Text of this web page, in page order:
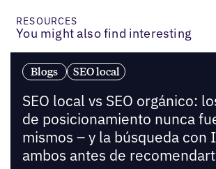
RESOURCES
You might also find interesting
Blogs SEO local
SEO local vs SEO orgánico:
de posicionamiento nunca
mismos – y la búsqueda con
ambos antes de